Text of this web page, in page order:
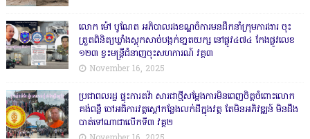
លោក ម៉ៅ បូណែត អភិបាលរងខណ្ឌចំការមនដឹកនាំក្រុមការងារ ចុះ
ត្រួតពិនិត្យឃ្លាំងស្តុកសាច់បង្កក់ខា្នតយក្ស នៅផ្លូវ៤៧៤ កែងផ្លូវលេខ
១២៣ ខ្វះមន្ត្រីជំនាញចុះសហការណ៍ វគ្គ៣
November 16, 2025
ប្រជាពលរដ្ឋ ផ្ទុះការតវ៉ា សារជាថ្មីសម្តែងការមិនពេញចិត្តចំពោះលោក
គង់ពន្លឺ ចៅអធិការវត្តស្ដៅកន្លែងលក់ដីក្នុងវត្ត តែមិនអភិវឌ្ឍន៍ មិនដឹង
បាត់ទៅណាជាលើកទី៣ វគ្គ២